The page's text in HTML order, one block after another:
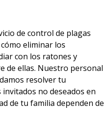
decontrol de plagas
eliminar los
con los ratones y
de ellas. Nuestro personal
resolver tu
invitados no deseados en
de tu familia dependen de